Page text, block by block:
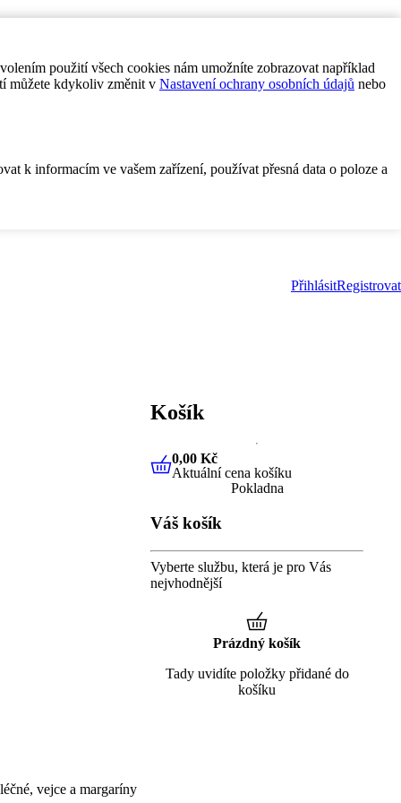
použití všech cookies nám umožníte zobrazovat například
můžete kdykoliv změnit v Nastavení ochrany osobních údajů nebo
k informacím ve vašem zařízení, používat přesná data o poloze a
PřihlásitRegistrovat
vejce a margaríny
Košík
0,00 KčAktuální cena košíku
0,00 Kč
Aktuální cena košíku
Pokladna
Váš košík
Vyberte službu, která je pro Vás
nejvhodnější
Prázdný košík
Tady uvidíte položky přidané do
košíku